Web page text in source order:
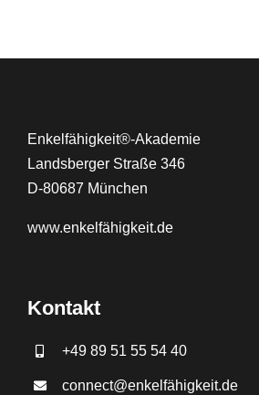
Enkelfähigkeit®-Akademie
Landsberger Straße 346
D-80687 München
www.enkelfähigkeit.de
Kontakt
+49 89 51 55 54 40
connect@enkelfähigkeit.de